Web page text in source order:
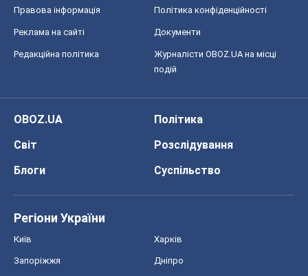
Правова інформація Політика конфіденційності
Реклама на сайті Документи
Редакційна політика
Журналісти OBOZ.UA на місці
подій
OBOZ.UA
Політика
Світ
Розслідування
Блоги
Суспільство
Регіони України
Київ Харків
Запоріжжя Дніпро